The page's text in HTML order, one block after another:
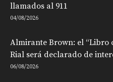
llamados al 911
04/08/2026
Almirante Brown: el “Libro
Rial será declarado de
06/08/2026